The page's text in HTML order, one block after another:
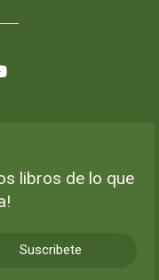
libros de lo que
Suscribete